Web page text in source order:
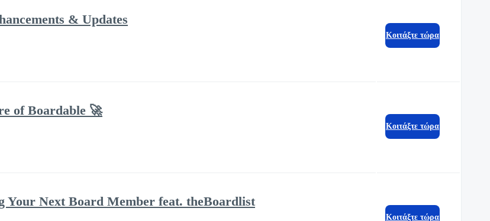
& Updates
Κοιτάξτε τώρα
of Boardable 🚀
Κοιτάξτε τώρα
Your Next Board Member feat. theBoardlist
Κοιτάξτε τώρα